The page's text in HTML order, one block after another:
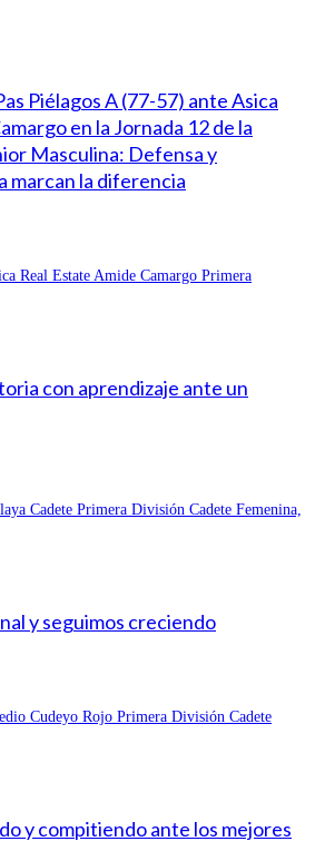
Piélagos A (77-57) ante Asica
en la Jornada 12 de la
Masculina: Defensa y
marcan la diferencia
Real Estate Amide Camargo Primera
con aprendizaje ante un
Cadete Primera División Cadete Femenina,
y seguimos creciendo
Cudeyo Rojo Primera División Cadete
y compitiendo ante los mejores